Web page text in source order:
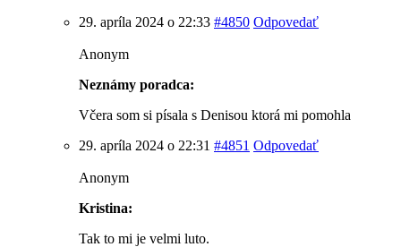
29. apríla 2024 o 22:33 #4850 Odpovedať
Anonym
Neznámy poradca:
Včera som si písala s Denisou ktorá mi pomohla
29. apríla 2024 o 22:31 #4851 Odpovedať
Anonym
Kristina:
Tak to mi je velmi luto.